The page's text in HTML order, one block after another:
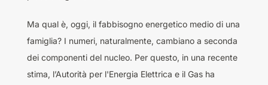
Ma qual è, oggi, il fabbisogno energetico medio di una
famiglia? I numeri, naturalmente, cambiano a seconda
dei componenti del nucleo. Per questo, in una recente
stima, l’Autorità per l'Energia Elettrica e il Gas ha